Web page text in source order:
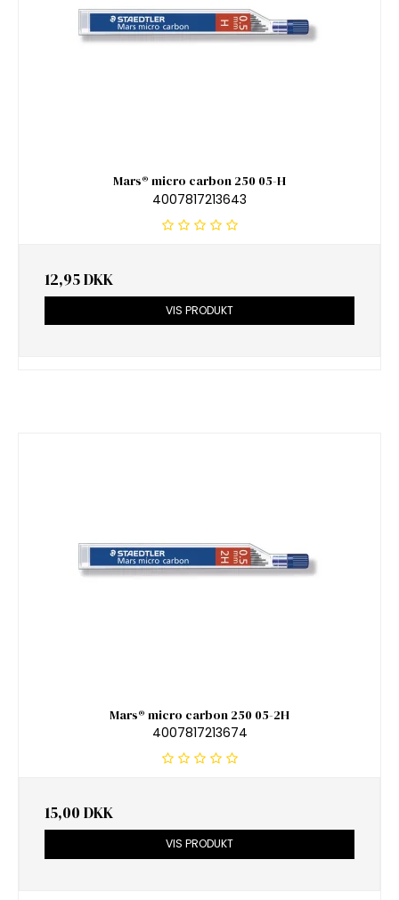
Mars® micro carbon 250 05-H
4007817213643
12,95 DKK
VIS PRODUKT
Mars® micro carbon 250 05-2H
4007817213674
15,00 DKK
VIS PRODUKT